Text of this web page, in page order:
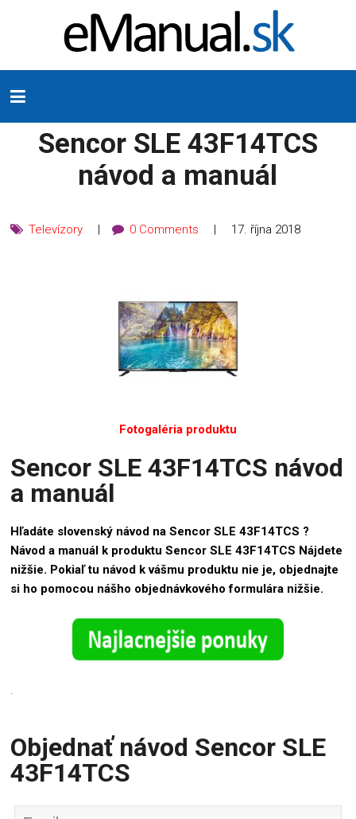
Sencor SLE 43F14TCS
návod a manuál
Televízory 0 Comments 17. října 2018
Fotogaléria produktu
Sencor SLE 43F14TCS návod
a manuál
Hľadáte slovenský návod na Sencor SLE 43F14TCS ?
Návod a manuál k produktu Sencor SLE 43F14TCS Nájdete
nižšie. Pokiaľ tu návod k vášmu produktu nie je, objednajte
si ho pomocou nášho objednávkového formulára nižšie.
.
Objednať návod Sencor SLE
43F14TCS